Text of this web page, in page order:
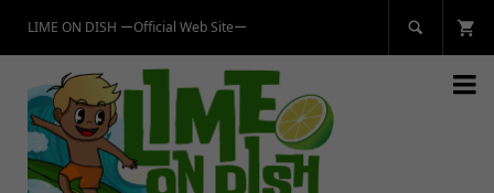
LIME ON DISH ーOfficial Web Siteー 
